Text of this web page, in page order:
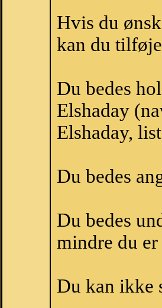
Hvis du
kan du
Du bedes
Elshaday
Elshaday,
Du bedes
Du bedes
mindre du
Du kan ikke